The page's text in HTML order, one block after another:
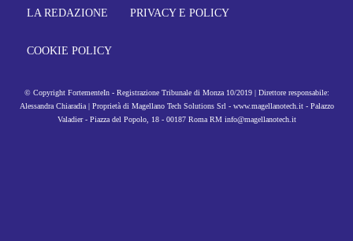
LA REDAZIONE PRIVACY E POLICY
COOKIE POLICY
© Copyright FortementeIn - Registrazione Tribunale di Monza 10/2019 | Direttore responsabile:
Alessandra Chiaradia | Proprietà di Magellano Tech Solutions Srl - www.magellanotech.it - Palazzo
Valadier - Piazza del Popolo, 18 - 00187 Roma RM info@magellanotech.it